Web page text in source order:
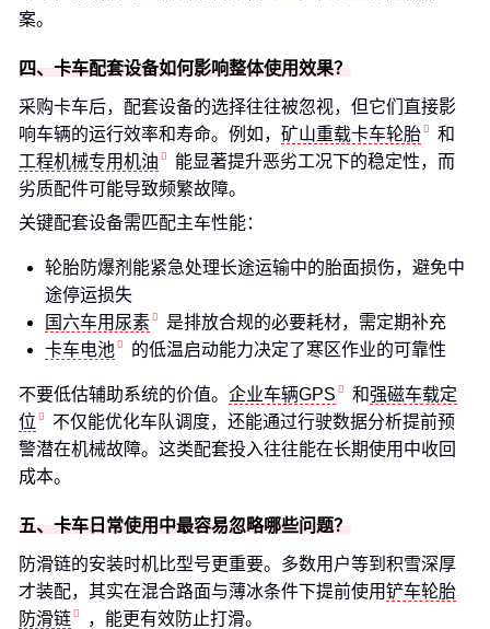
案。
四、卡车配套设备如何影响整体使用效果？
采购卡车后，配套设备的选择往往被忽视，但它们直接影
响车辆的运行效率和寿命。例如， 矿山重载卡车轮胎
和
工程机械专用机油
能显著提升恶劣工况下的稳定性，而
劣质配件可能导致频繁故障。
关键配套设备需匹配主车性能：
轮胎防爆剂能紧急处理长途运输中的胎面损伤，避免中
途停运损失
国六车用尿素
是排放合规的必要耗材，需定期补充
卡车电池
的低温启动能力决定了寒区作业的可靠性
不要低估辅助系统的价值。 企业车辆GPS 和强磁车载定
位
不仅能优化车队调度，还能通过行驶数据分析提前预
警潜在机械故障。这类配套投入往往能在长期使用中收回
成本。
五、卡车日常使用中最容易忽略哪些问题？
防滑链的安装时机比型号更重要。多数用户等到积雪深厚
才装配，其实在混合路面与薄冰条件下提前使用铲车轮胎
防滑链
，能更有效防止打滑。